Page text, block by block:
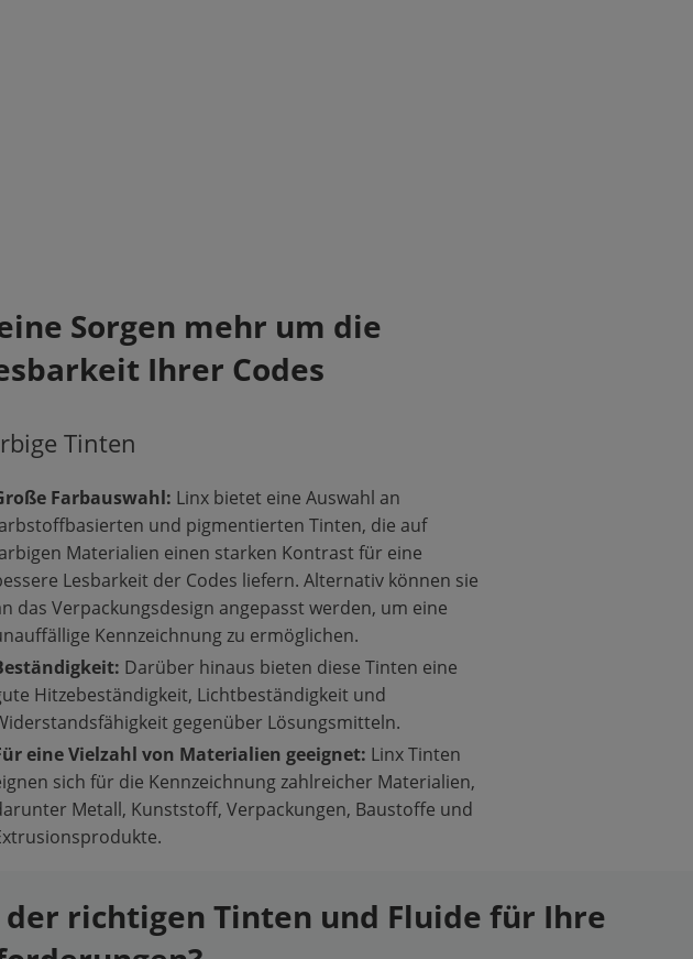
Sorgen mehr um die
Ihrer Codes
Tinten
Farbauswahl: Linx bietet eine Auswahl an
und pigmentierten Tinten, die auf
Materialien einen starken Kontrast für eine
Lesbarkeit der Codes liefern. Alternativ können sie
das Verpackungsdesign angepasst werden, um eine
Kennzeichnung zu ermöglichen.
Darüber hinaus bieten diese Tinten eine
Hitzebeständigkeit, Lichtbeständigkeit und
gegenüber Lösungsmitteln.
eine Vielzahl von Materialien geeignet: Linx Tinten
sich für die Kennzeichnung zahlreicher Materialien,
Metall, Kunststoff, Verpackungen, Baustoffe und
richtigen Tinten und Fluide für Ihre